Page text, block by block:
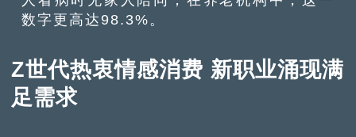
数字更高达98.3%。
Z世代热衷情感消费 新职业涌现满
足需求